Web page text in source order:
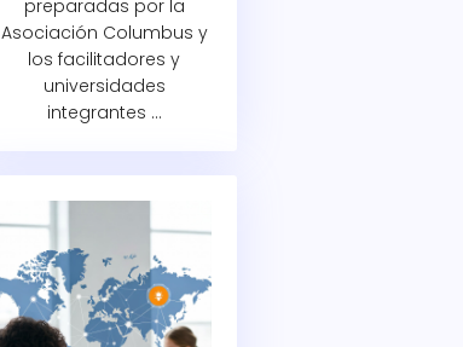
preparadas por la
Asociación Columbus y
los facilitadores y
universidades
integrantes ...